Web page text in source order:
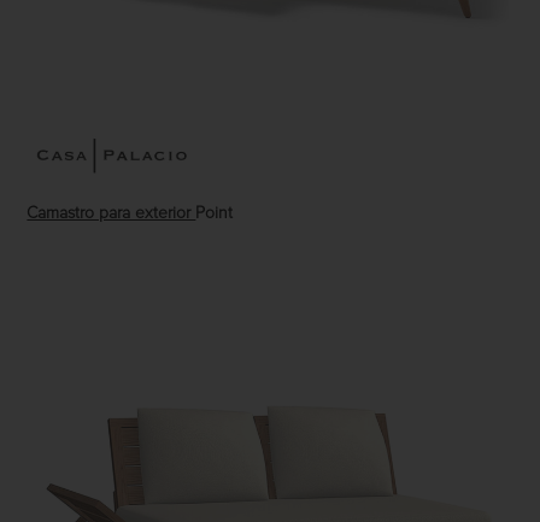
Camastro para exterior Point